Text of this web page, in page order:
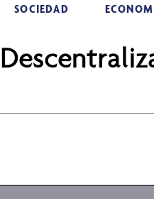
SOCIEDAD